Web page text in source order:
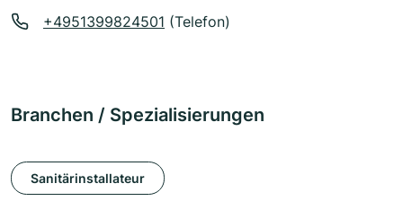
+4951399824501 (Telefon)
Branchen / Spezialisierungen
Sanitärinstallateur